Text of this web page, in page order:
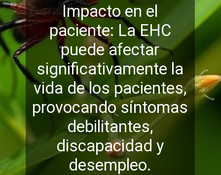
Impacto en el
paciente: La EHC
puede afectar
significativamente la
vida de los pacientes,
provocando síntomas
debilitantes,
discapacidad y
desempleo.